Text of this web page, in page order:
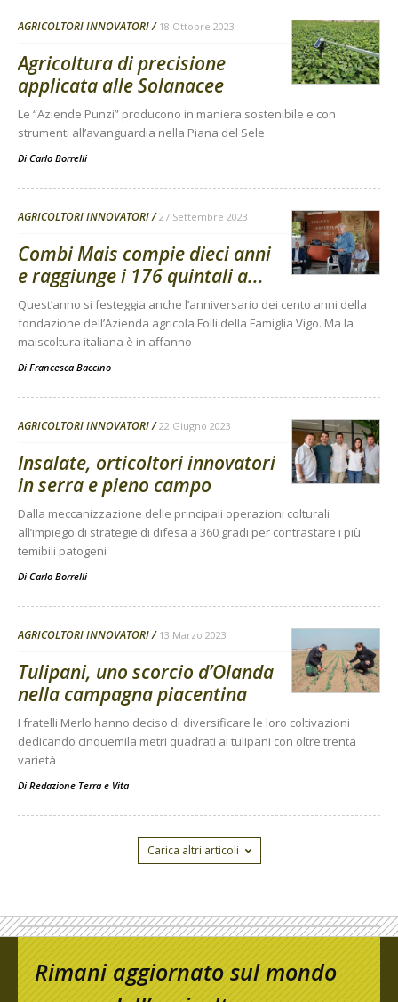
AGRICOLTORI INNOVATORI 18 Ottobre 2023
Agricoltura di precisione
applicata alle Solanacee
Le “Aziende Punzi” producono in maniera sostenibile e con
strumenti all’avanguardia nella Piana del Sele
Di Carlo Borrelli
AGRICOLTORI INNOVATORI 27 Settembre 2023
Combi Mais compie dieci anni
e raggiunge i 176 quintali a...
Quest’anno si festeggia anche l’anniversario dei cento anni della
fondazione dell’Azienda agricola Folli della Famiglia Vigo. Ma la
maiscoltura italiana è in affanno
Di Francesca Baccino
AGRICOLTORI INNOVATORI 22 Giugno 2023
Insalate, orticoltori innovatori
in serra e pieno campo
Dalla meccanizzazione delle principali operazioni colturali
all’impiego di strategie di difesa a 360 gradi per contrastare i più
temibili patogeni
Di Carlo Borrelli
AGRICOLTORI INNOVATORI 13 Marzo 2023
Tulipani, uno scorcio d’Olanda
nella campagna piacentina
I fratelli Merlo hanno deciso di diversificare le loro coltivazioni
dedicando cinquemila metri quadrati ai tulipani con oltre trenta
varietà
Di Redazione Terra e Vita
Carica altri articoli
Rimani aggiornato sul mondo